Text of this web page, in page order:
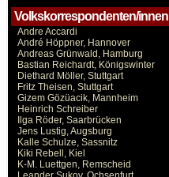
Volkskorrespondenten/innen
Andre Accardi
André Höppner, Hannover
Andreas Grünwald, Hamburg
Bastian Reichardt, Königswinter
Diethard Möller, Stuttgart
Fritz Theisen, Stuttgart
Gizem Gözüacik, Mannheim
Heinrich Schreiber
Ilga Röder, Saarbrücken
Jens Lustig, Augsburg
Kalle Schulze, Sassnitz
Kiki Rebell, Kiel
K-M. Luettgen, Remscheid